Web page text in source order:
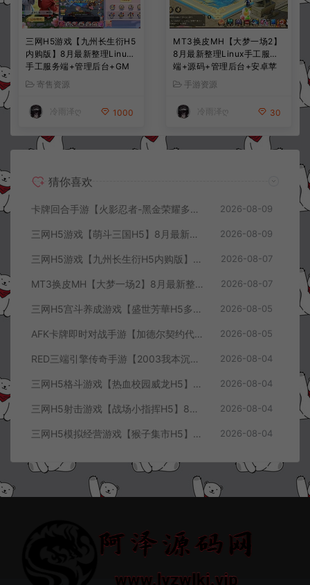
三网H5游戏【九州长生衍H5
内购版】8月最新整理Linux
手工服务端+管理后台+GM
授权后台+简易安卓客户端
+详细搭建教程+视频教程
寄售资源
冷雨泽ღ 1000
MT3换皮MH【大梦一场2】
8月最新整理Linux手工服务
端+源码+管理后台+安卓苹
果双端+详细搭建教程+视频
教程
手游资源
冷雨泽ღ 30
猜你喜欢
卡牌回合手游【火影忍者-黑金荣耀多区跨服平台币内购版】8月最新整理Linux手工服务端+CDK授权后台+安卓+详细搭建教程+视频教程 2026-08-09
三网H5游戏【萌斗三国H5】8月最新整理Win一键服务端+GM充值后台+简易安卓客户端+详细搭建教程+视频教程 2026-08-09
三网H5游戏【九州长生衍H5内购版】8月最新整理Linux手工服务端+管理后台+GM授权后台+简易安卓客户端+详细搭建教程+视频教程 2026-08-07
MT3换皮MH【大梦一场2】8月最新整理Linux手工服务端+源码+管理后台+安卓苹果双端+详细搭建教程+视频教程 2026-08-07
三网H5宫斗养成游戏【盛世芳華H5多区跨服代金券内购优化版】8月最新整理Linux手工服务端+CDK授权后台+全资源安卓+详细搭建教程+视频教程 2026-08-05
AFK卡牌即时对战手游【加德尔契约代金券内购修复版】8月最新整理Linux手工服务端+前后端全套源码+CDK授权后台+安卓苹果双端+详细搭建教程+视频教程 2026-08-05
RED三端引擎传奇手游【2003我本沉默三职业】8月最新整理Win一键服务端+PC安卓+详细搭建教程 2026-08-04
三网H5格斗游戏【热血校园威龙H5】8月最新整理Linux手工服务端+Win一键服务端+解压即玩+简易安卓客户端+详细搭建教程 2026-08-04
三网H5射击游戏【战场小指挥H5】8月最新整理Linux手工服务端+Win一键服务端+解压即玩+简易安卓客户端+详细搭建教程 2026-08-04
三网H5模拟经营游戏【猴子集市H5】8月最新整理Linux手工服务端+Win一键服务端+解压即玩+简易安卓客户端+详细搭建教程 2026-08-04